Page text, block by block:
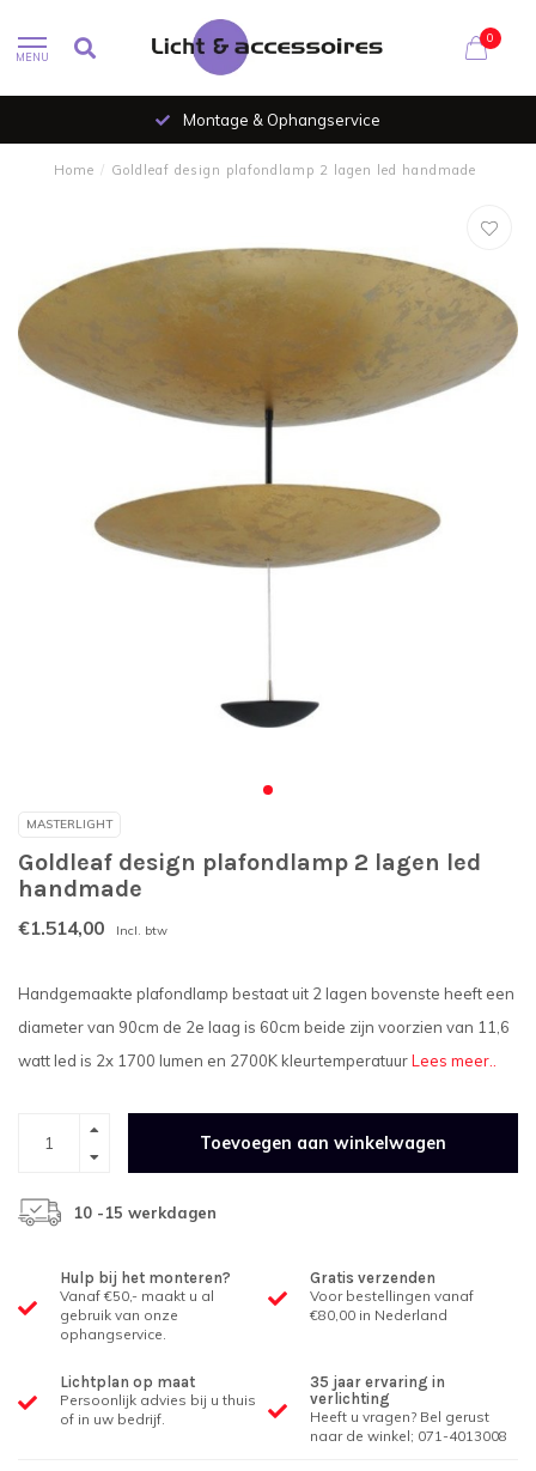
MENU
0
Montage & Ophangservice
Home / Goldleaf design plafondlamp 2 lagen led handmade
MASTERLIGHT
Goldleaf design plafondlamp 2 lagen led
handmade
€1.514,00 Incl. btw
Handgemaakte plafondlamp bestaat uit 2 lagen bovenste heeft een
diameter van 90cm de 2e laag is 60cm beide zijn voorzien van 11,6
watt led is 2x 1700 lumen en 2700K kleurtemperatuurLees meer..
Toevoegen aan winkelwagen
10 -15 werkdagen
Hulp bij het monteren?
Vanaf €50,- maakt u al
gebruik van onze
ophangservice.
Gratis verzenden
Voor bestellingen vanaf
€80,00 in Nederland
Lichtplan op maat
Persoonlijk advies bij u thuis
of in uw bedrijf.
35 jaar ervaring in
verlichting
Heeft u vragen? Bel gerust
naar de winkel; 071-4013008